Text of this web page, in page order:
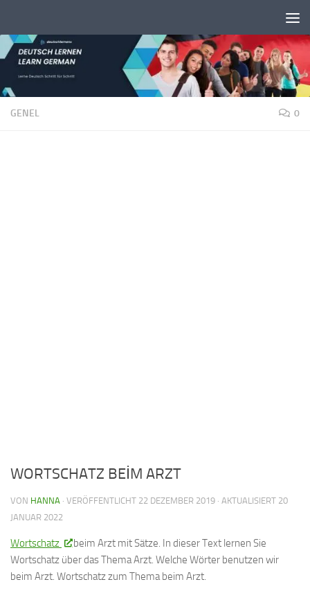
GENEL 0
WORTSCHATZ BEİM ARZT
VON HANNA · VERÖFFENTLICHT 22 DEZEMBER 2019 · AKTUALISIERT 20
JANUAR 2022
Wortschatz
beim Arzt mit Sätze. In dieser Text lernen Sie
Wortschatz über das Thema Arzt. Welche Wörter benutzen wir
beim Arzt. Wortschatz zum Thema beim Arzt.